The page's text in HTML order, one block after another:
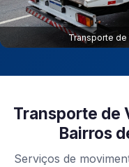
Transporte de
Transporte de
Bairros
Serviços de